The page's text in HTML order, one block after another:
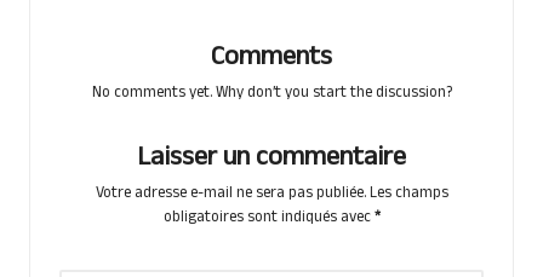
Comments
No comments yet. Why don’t you start the discussion?
Laisser un commentaire
Votre adresse e-mail ne sera pas publiée.Les champs
obligatoires sont indiqués avec*